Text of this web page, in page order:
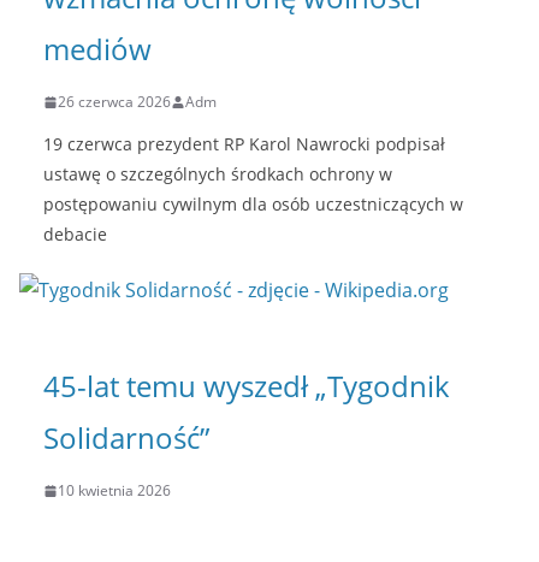
mediów
26 czerwca 2026 Adm
19 czerwca prezydent RP Karol Nawrocki podpisał
ustawę o szczególnych środkach ochrony w
postępowaniu cywilnym dla osób uczestniczących w
debacie
45-lat temu wyszedł „Tygodnik
Solidarność”
10 kwietnia 2026